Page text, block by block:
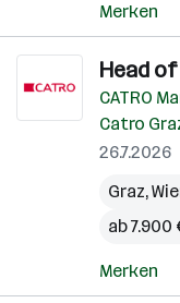
Merken
Head of
CATRO
Catro
26.7.2026
Graz,
ab
Merken